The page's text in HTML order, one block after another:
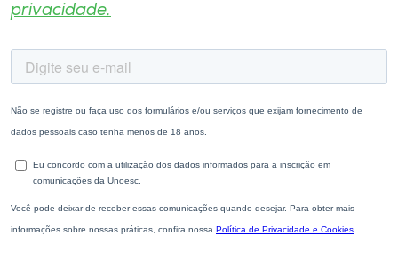
privacidade.